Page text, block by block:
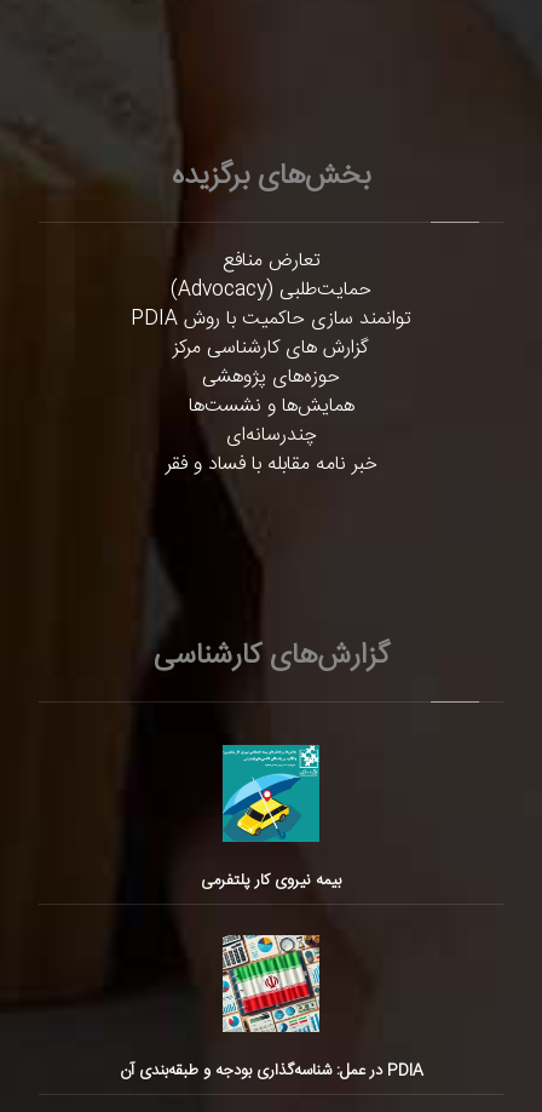
بخش‌های برگزیده
تعارض منافع
حمایت‌طلبی (Advocacy)
توانمند سازی حاکمیت با روش PDIA
گزارش های کارشناسی مرکز
حوزه‌های پژوهشی
همایش‌ها و نشست‌ها
چندرسانه‌ای
خبر نامه مقابله با فساد و فقر
گزارش‌های کارشناسی
بیمه نیروی کار پلتفرمی
PDIA در عمل: شناسه‌گذاری بودجه و طبقه‌بندی آن